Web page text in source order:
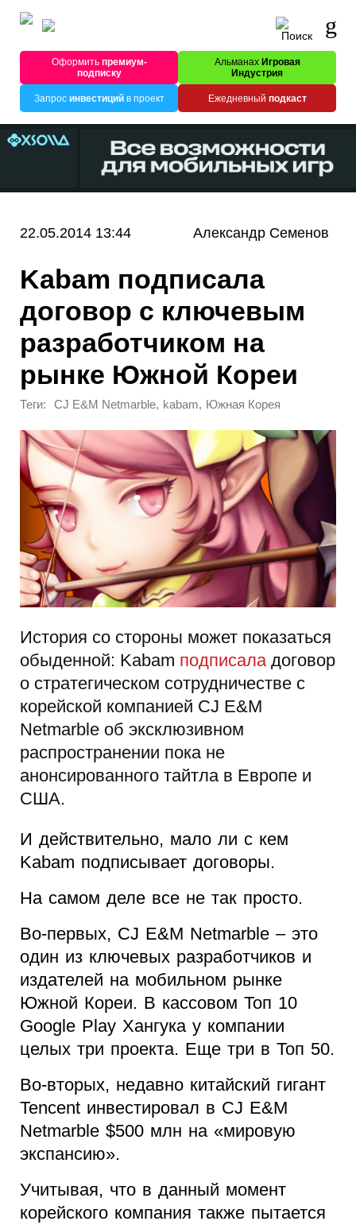
Оформитьпремиум-
подписку
Альманах Игровая
Индустрия
Запрос инвестицийв проект Ежедневный подкаст
22.05.2014 13:44 Александр Семенов
Kabam подписала
договор с ключевым
разработчиком на
рынке Южной Кореи
Теги: CJ E&M Netmarble, kabam, Южная Корея
История со стороны может показаться
обыденной: Kabam подписала договор
о стратегическом сотрудничестве с
корейской компанией CJ E&M
Netmarble об эксклюзивном
распространении пока не
анонсированного тайтла в Европе и
США.
И действительно, мало ли с кем
Kabam подписывает договоры.
На самом деле все не так просто.
Во-первых, CJ E&M Netmarble – это
один из ключевых разработчиков и
издателей на мобильном рынке
Южной Кореи. В кассовом Топ 10
Google Play Хангука у компании
целых три проекта. Еще три в Топ 50.
Во-вторых, недавно китайский гигант
Tencent инвестировал в CJ E&M
Netmarble $500 млн на «мировую
экспансию».
Учитывая, что в данный момент
корейского компания также пытается